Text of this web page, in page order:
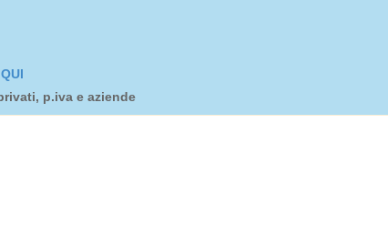
p.iva e aziende